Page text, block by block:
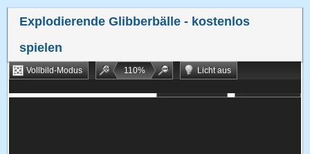
Explodierende Glibberbälle - kostenlos
spielen
Vollbild-Modus 110%
Licht aus